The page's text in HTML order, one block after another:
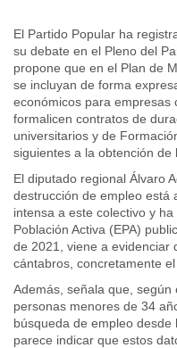
El Partido Popular ha
su debate en el Pleno del
propone que en el Plan de
se incluyan de forma
económicos para empresas
formalicen contratos de
universitarios y de
siguientes a la obtención de
El diputado regional Álvaro
destrucción de empleo está
intensa a este colectivo y
Población Activa (EPA)
de 2021, viene a evidenciar
cántabros, concretamente
Además, señala que,
personas menores de 34
búsqueda de empleo desde
parece indicar que estos